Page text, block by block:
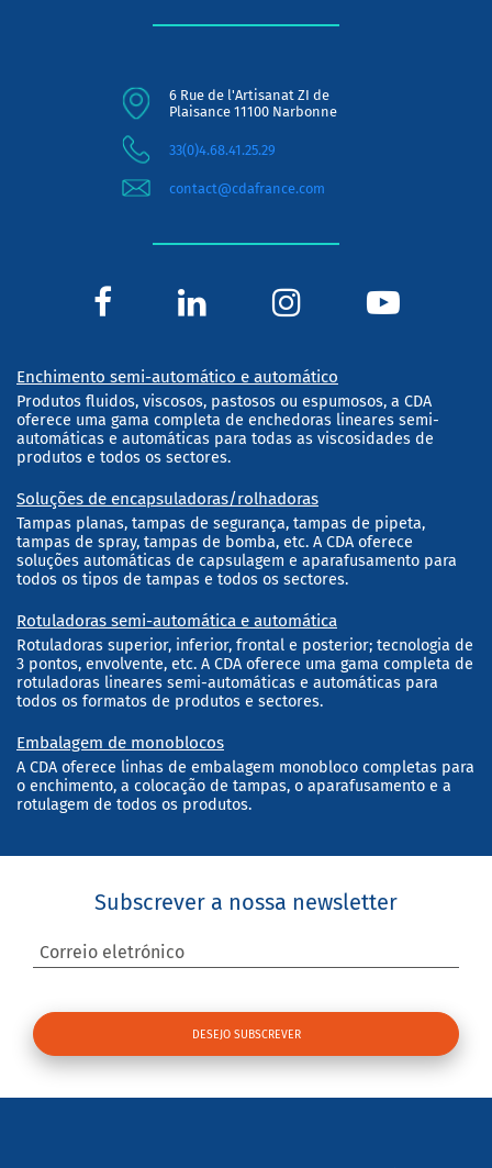
6 Rue de l'Artisanat ZI de
Plaisance 11100 Narbonne
33(0)4.68.41.25.29
contact@cdafrance.com
Enchimento semi-automático e automático
Produtos fluidos, viscosos, pastosos ou espumosos, a CDA
oferece uma gama completa de enchedoras lineares semi-
automáticas e automáticas para todas as viscosidades de
produtos e todos os sectores.
Soluções de encapsuladoras/rolhadoras
Tampas planas, tampas de segurança, tampas de pipeta,
tampas de spray, tampas de bomba, etc. A CDA oferece
soluções automáticas de capsulagem e aparafusamento para
todos os tipos de tampas e todos os sectores.
Rotuladoras semi-automática e automática
Rotuladoras superior, inferior, frontal e posterior; tecnologia de
3 pontos, envolvente, etc. A CDA oferece uma gama completa de
rotuladoras lineares semi-automáticas e automáticas para
todos os formatos de produtos e sectores.
Embalagem de monoblocos
A CDA oferece linhas de embalagem monobloco completas para
o enchimento, a colocação de tampas, o aparafusamento e a
rotulagem de todos os produtos.
Subscrever a nossa newsletter
Correio eletrónico